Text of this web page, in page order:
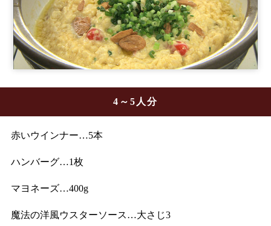
4～5人分
赤いウインナー…5本
ハンバーグ…1枚
マヨネーズ…400g
魔法の洋風ウスターソース…大さじ3